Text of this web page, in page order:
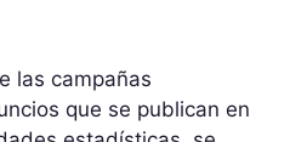
las campañas
que se publican en